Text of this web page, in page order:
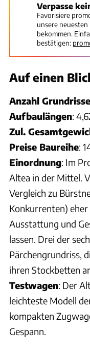
Verpasse
Favorisiere
unsere
bekommen.
bestätigen:
Auf einen
Anzahl Grundrisse
Aufbaulängen:
Zul.
Preise Baureihe:
Einordnung: Im
Altea in der Mittel.
Vergleich zu
Konkurrenten) eher
Ausstattung und
lassen. Drei der
Pärchengrundriss,
ihren Stockbetten
Testwagen: Der
leichteste Modell
kompakten
Gespann.